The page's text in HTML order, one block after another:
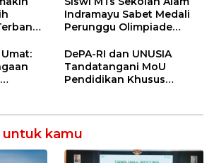
Indramayu Sabet Medali
Perunggu Olimpiade
Nasional 2026
DePA-RI dan UNUSIA
Tandatangani MoU
Pendidikan Khusus
untuk kamu